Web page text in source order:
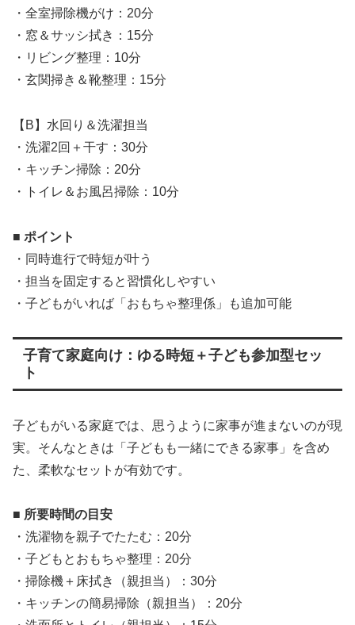
・全室掃除機がけ：20分
・窓＆サッシ拭き：15分
・リビング整理：10分
・玄関掃き＆靴整理：15分
【B】水回り＆洗濯担当
・洗濯2回＋干す：30分
・キッチン掃除：20分
・トイレ＆お風呂掃除：10分
■ ポイント
・同時進行で時短が叶う
・担当を固定すると習慣化しやすい
・子どもがいれば「おもちゃ整理係」も追加可能
子育て家庭向け：ゆる時短＋子ども参加型セッ
ト
子どもがいる家庭では、思うように家事が進まないのが現
実。そんなときは「子どもも一緒にできる家事」を含め
た、柔軟なセットが有効です。
■ 所要時間の目安
・洗濯物を親子でたたむ：20分
・子どもとおもちゃ整理：20分
・掃除機＋床拭き（親担当）：30分
・キッチンの簡易掃除（親担当）：20分